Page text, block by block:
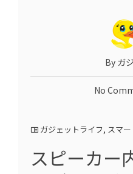
By ガ
No
ガジェットライフ, スマ
スピーカー